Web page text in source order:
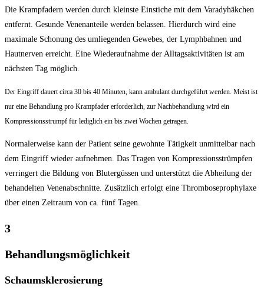
Die Krampfadern werden durch kleinste Einstiche mit dem Varadyhäkchen
entfernt. Gesunde Venenanteile werden belassen. Hierdurch wird eine
maximale Schonung des umliegenden Gewebes, der Lymphbahnen und
Hautnerven erreicht. Eine Wiederaufnahme der Alltagsaktivitäten ist am
nächsten Tag möglich.
Der Eingriff dauert circa 30 bis 40 Minuten, kann ambulant durchgeführt werden. Meist ist
nur eine Behandlung pro Krampfader erforderlich, zur Nachbehandlung wird ein
Kompressionsstrumpf für lediglich ein bis zwei Wochen getragen.
Normalerweise kann der Patient seine gewohnte Tätigkeit unmittelbar nach
dem Eingriff wieder aufnehmen. Das Tragen von Kompressionsstrümpfen
verringert die Bildung von Blutergüssen und unterstützt die Abheilung der
behandelten Venenabschnitte. Zusätzlich erfolgt eine Thromboseprophylaxe
über einen Zeitraum von ca. fünf Tagen.
3
Behandlungsmöglichkeit
Schaumsklerosierung